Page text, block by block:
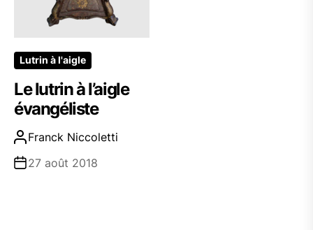
Lutrin à l'aigle
Le lutrin à l’aigle
évangéliste
Franck Niccoletti
27 août 2018